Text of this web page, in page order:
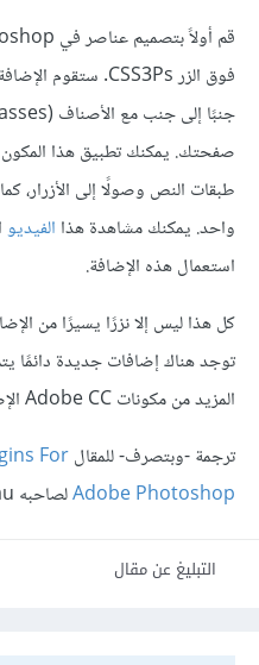
صفحتك. يمكنك تطبيق هذا
طبقات النص وصولًا إلى الأزرار،
واحد. يمكنك مشاهدة هذا الفيديو
استعمال هذه الإضافة.
كل هذا ليس إلا نزرًا يسيرًا من
توجد هناك إضافات جديدة دائمًا
المزيد من مكونات Adobe CC الإضافية في المستقبل القريب.
ترجمة -وبتصرف- للمقالFor
Adobe Photoshopلصاحبه Jake Rocheleau
التبليغ عن مقال